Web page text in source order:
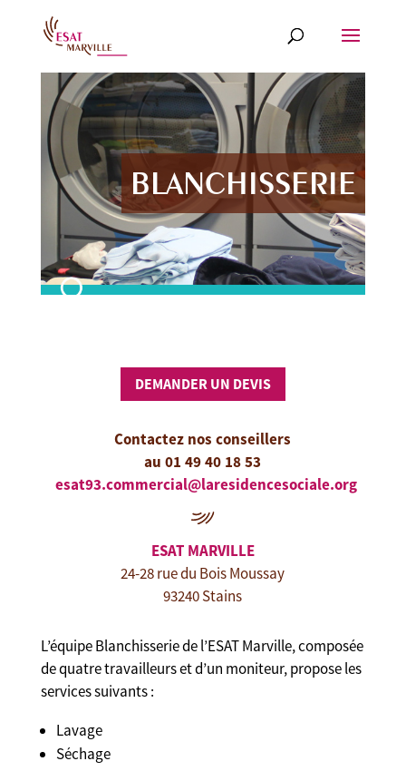
BLANCHISSERIE
DEMANDER UN DEVIS
Contactez nos conseillers
au 01 49 40 18 53
esat93.commercial@laresidencesociale.org
ESAT MARVILLE
24-28 rue du Bois Moussay
93240 Stains
L’équipe Blanchisserie de l’ESAT Marville, composée
de quatre travailleurs et d’un moniteur, propose les
services suivants :
Lavage
Séchage